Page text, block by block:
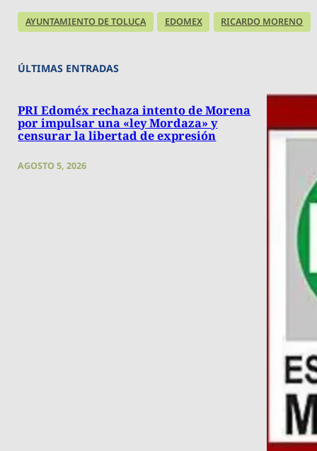
AYUNTAMIENTO DE TOLUCA EDOMEX RICARDO MORENO
ÚLTIMAS ENTRADAS
PRI Edoméx rechaza intento de Morena
por impulsar una «ley Mordaza» y
censurar la libertad de expresión
AGOSTO 5, 2026